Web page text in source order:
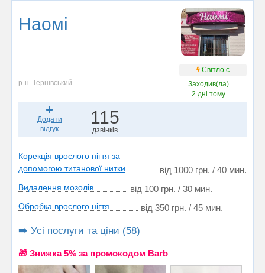
Наомі
Світло є
р-н. Тернівський
Заходив(ла)
2 дні тому
Додати
відгук
115
дзвінків
Корекція врослого нігтя за
допомогою титанової нитки
від 1000 грн. / 40 мин.
Видалення мозолів від 100 грн. / 30 мин.
Обробка врослого нігтя від 350 грн. / 45 мин.
➡️ Усі послуги та ціни (58)
🎁 Знижка 5% за промокодом Barb